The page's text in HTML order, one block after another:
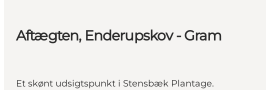
Aftægten, Enderupskov - Gram
Et skønt udsigtspunkt i Stensbæk Plantage.